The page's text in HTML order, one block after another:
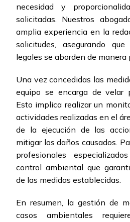
necesidad y
solicitadas. Nuestros
amplia experiencia en la
solicitudes, asegurando
legales se aborden de manera
Una vez concedidas las
equipo se encarga de velar
Esto implica realizar un
actividades realizadas en el
de la ejecución de las
mitigar los daños causados.
profesionales
control ambiental que
de las medidas establecidas.
En resumen, la gestión de
casos ambientales